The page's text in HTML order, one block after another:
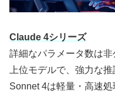
Claude 4シリーズ
詳細なパラメータ数は
上位モデルで、強力な
Sonnet 4は軽量・高速